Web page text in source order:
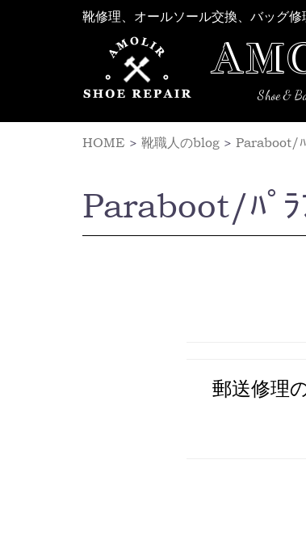
靴修理、オールソール交換、バッグ
Shoe &
HOME > 靴職人のblog > Paraboot/ﾊ
Paraboot/ﾊﾟﾗ
郵送修理